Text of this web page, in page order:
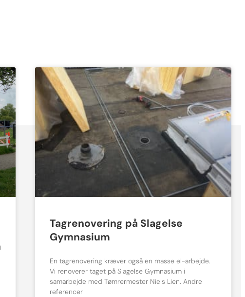
Tagrenovering på Slagelse
Gymnasium
En tagrenovering kræver også en masse el-arbejde.
Vi renoverer taget på Slagelse Gymnasium i
samarbejde med Tømrermester Niels Lien. Andre
referencer